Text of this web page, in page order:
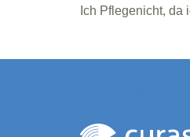
Ich Pflegenicht, da